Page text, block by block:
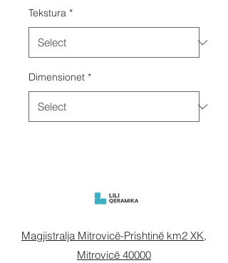
Tekstura *
Dimensionet *
Magjistralja Mitrovicë-Prishtinë km2 XK,
Mitrovicë 40000